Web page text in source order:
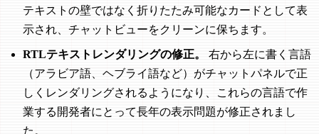
テキストの壁ではなく折りたたみ可能なカードとして表
示され、チャットビューをクリーンに保ちます。
RTLテキストレンダリングの修正。
右から左に書く言語
（アラビア語、ヘブライ語など）がチャットパネルで正
しくレンダリングされるようになり、これらの言語で作
業する開発者にとって長年の表示問題が修正されまし
た。